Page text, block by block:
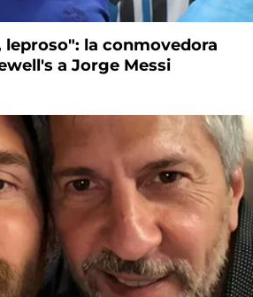
leproso": la conmovedora
a Jorge Messi